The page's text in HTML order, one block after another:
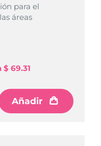
para el
áreas
$ 69.31
Añadir